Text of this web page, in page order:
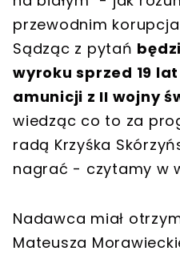
przewodnim
Sądząc z pytań
wyroku sprzed 19
amunicji z II wojny
wiedząc co to za
radą Krzyśka
nagrać - czytamy w
Nadawca miał
Mateusza